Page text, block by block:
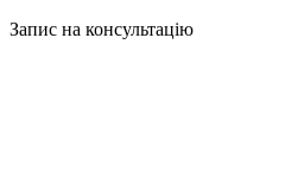
Запис на консультацію